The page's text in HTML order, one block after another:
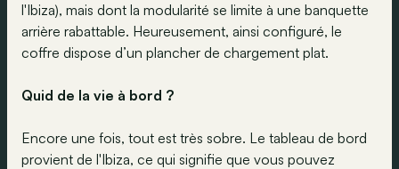
l'Ibiza), mais dont la modularité se limite à une banquette
arrière rabattable. Heureusement, ainsi configuré, le
coffre dispose d’un plancher de chargement plat.
Quid de la vie à bord ?
Encore une fois, tout est très sobre. Le tableau de bord
provient de l'Ibiza, ce qui signifie que vous pouvez